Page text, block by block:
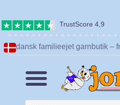
TrustScore 4,9
dansk familieejet garnbutik –